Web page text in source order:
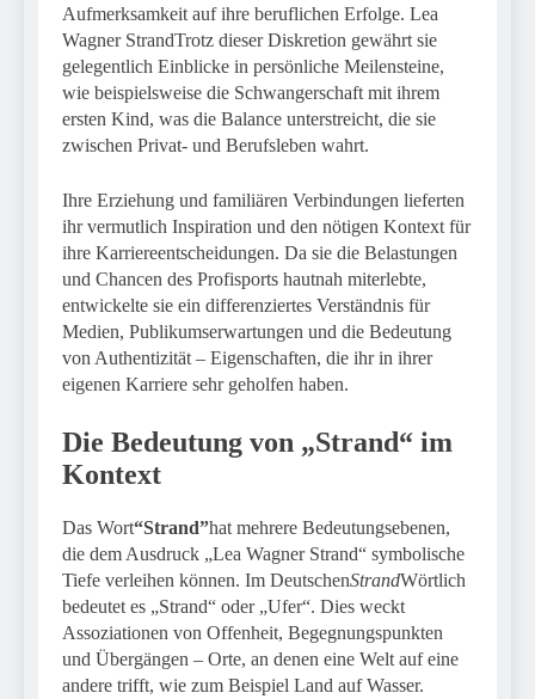
Aufmerksamkeit auf ihre beruflichen Erfolge. Lea
Wagner StrandTrotz dieser Diskretion gewährt sie
gelegentlich Einblicke in persönliche Meilensteine,
wie beispielsweise die Schwangerschaft mit ihrem
ersten Kind, was die Balance unterstreicht, die sie
zwischen Privat- und Berufsleben wahrt.
Ihre Erziehung und familiären Verbindungen lieferten
ihr vermutlich Inspiration und den nötigen Kontext für
ihre Karriereentscheidungen. Da sie die Belastungen
und Chancen des Profisports hautnah miterlebte,
entwickelte sie ein differenziertes Verständnis für
Medien, Publikumserwartungen und die Bedeutung
von Authentizität – Eigenschaften, die ihr in ihrer
eigenen Karriere sehr geholfen haben.
Die Bedeutung von „Strand“ im
Kontext
Das Wort“Strand”hat mehrere Bedeutungsebenen,
die dem Ausdruck „Lea Wagner Strand“ symbolische
Tiefe verleihen können. Im DeutschenStrandWörtlich
bedeutet es „Strand“ oder „Ufer“. Dies weckt
Assoziationen von Offenheit, Begegnungspunkten
und Übergängen – Orte, an denen eine Welt auf eine
andere trifft, wie zum Beispiel Land auf Wasser.